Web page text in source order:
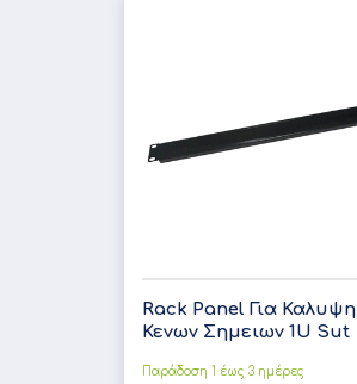
Rack Panel Για Καλυψη
Κενων Σημειων 1U Sut
Παράδοση 1 έως 3 ημέρες